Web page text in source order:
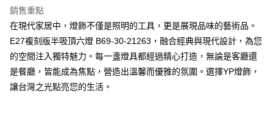
全盈+PAY
AFTEE先享後付
相關說明
【關於「AFTEE先享後付」】
AFTEE先享後付是「在收到商品之後才付款」的支付方式。 讓您購物簡單
便利好安心！
銷售重點
在現代家居中，燈飾不僅是照明的工具，更是展現品味的藝術品。
E27複刻版半吸頂六燈 B69-30-21263，融合經典與現代設計，為您
的空間注入獨特魅力。每一盞燈具都經過精心打造，無論是客廳還
是餐廳，皆能成為焦點，營造出溫馨而優雅的氛圍。選擇YP燈飾，
讓台灣之光點亮您的生活。